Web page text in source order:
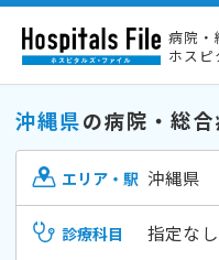
病院・
ホス
沖縄県の病院・総
エリア・駅 沖縄県
診療科目 指定なし